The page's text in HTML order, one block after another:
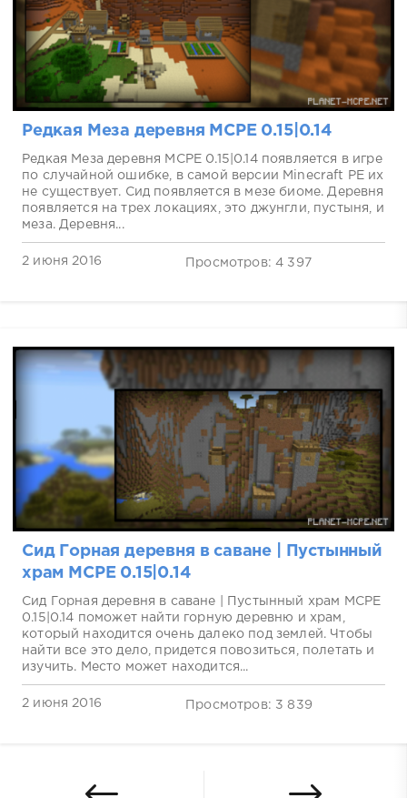
Редкая Меза деревня MCPE 0.15|0.14
Редкая Меза деревня MCPE 0.15|0.14 появляется в игре
по случайной ошибке, в самой версии Minecraft PE их
не существует. Сид появляется в мезе биоме. Деревня
появляется на трех локациях, это джунгли, пустыня, и
меза. Деревня...
2 июня 2016 Просмотров: 4 397
Сид Горная деревня в саване | Пустынный
храм MCPE 0.15|0.14
Сид Горная деревня в саване | Пустынный храм MCPE
0.15|0.14 поможет найти горную деревню и храм,
который находится очень далеко под землей. Чтобы
найти все это дело, придется повозиться, полетать и
изучить. Место может находится...
2 июня 2016 Просмотров: 3 839